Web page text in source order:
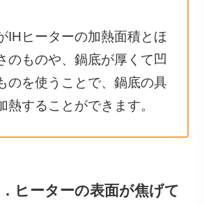
IHヒーターの加熱面積とほ
のものや、鍋底が厚くて凹
のを使うことで、鍋底の具
熱することができます。
ヒーターの表面が焦げて